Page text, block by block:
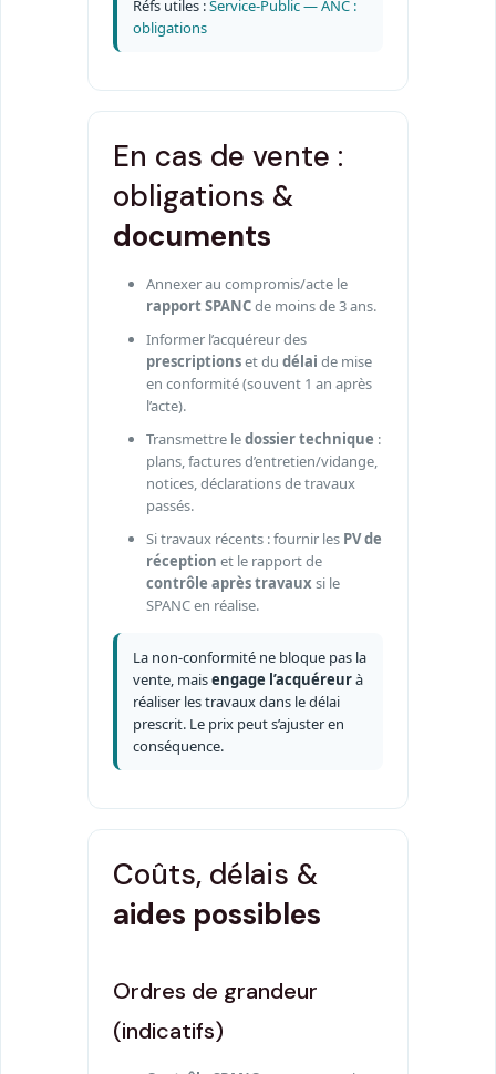
Réfs utiles :Service-Public — ANC :
obligations
En cas de vente :
obligations &
documents
Annexer au compromis/acte le
rapport SPANCde moins de 3 ans.
Informer l’acquéreur des
prescriptionset dudélai de mise
en conformité (souvent 1 an après
l’acte).
Transmettre ledossier technique :
plans, factures d’entretien/vidange,
notices, déclarations de travaux
passés.
Si travaux récents : fournir les PV de
réception et le rapport de
contrôle après travaux si le
SPANC en réalise.
La non-conformité ne bloque pas la
vente, maisengage l’acquéreurà
réaliser les travaux dans le délai
prescrit. Le prix peut s’ajuster en
conséquence.
Coûts, délais &
aides possibles
Ordres de grandeur
(indicatifs)